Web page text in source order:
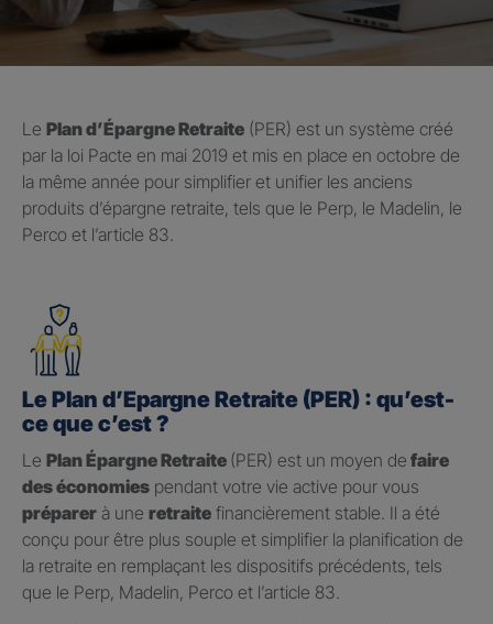
Le Plan d’Épargne Retraite (PER) est un système créé
par la loi Pacte en mai 2019 et mis en place en octobre de
la même année pour simplifier et unifier les anciens
produits d’épargne retraite, tels que le Perp, le Madelin, le
Perco et l’article 83.
Le Plan d’Epargne Retraite (PER) : qu’est-
ce que c’est ?
Le Plan Épargne Retraite (PER) est un moyen de faire
des économies pendant votre vie active pour vous
préparer à une retraite financièrement stable. Il a été
conçu pour être plus souple et simplifier la planification de
la retraite en remplaçant les dispositifs précédents, tels
que le Perp, Madelin, Perco et l’article 83.